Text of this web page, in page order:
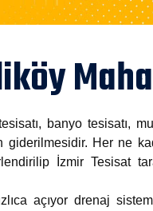
banyo tesisatı,
giderilmesidir. Her ne
İzmir Tesisat
açıyor drenaj